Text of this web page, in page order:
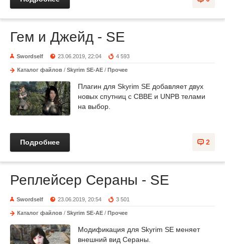
Гем и Джейд - SE
Swordself 23.06.2019, 22:04 4 593
Каталог файлов / Skyrim SE-AE / Прочее
Плагин для Skyrim SE добавляет двух
новых спутниц с CBBE и UNPB телами
на выбор.
2
Подробнее
Реплейсер Сераны - SE
Swordself 23.06.2019, 20:54 3 501
Каталог файлов / Skyrim SE-AE / Прочее
Модификация для Skyrim SE меняет
внешний вид Сераны.